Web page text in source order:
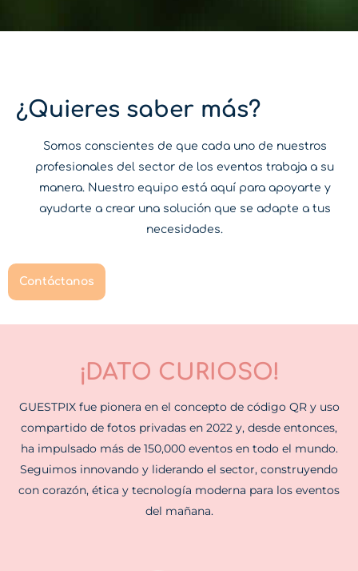
¿Quieres saber más?
Somos conscientes de que cada uno de nuestros
profesionales del sector de los eventos trabaja a su
manera. Nuestro equipo está aquí para apoyarte y
ayudarte a crear una solución que se adapte a tus
necesidades.
Contáctanos
¡DATO CURIOSO!
GUESTPIX fue pionera en el concepto de código QR y uso
compartido de fotos privadas en 2022 y, desde entonces,
ha impulsado más de 150,000 eventos en todo el mundo.
Seguimos innovando y liderando el sector, construyendo
con corazón, ética y tecnología moderna para los eventos
del mañana.